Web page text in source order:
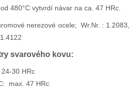
480°C vytvrdí návar na ca. 47 HRc.
nerezové ocele; Wr.Nr. : 1.2083,
svarového kovu:
30 HRc
max. 47 HRc